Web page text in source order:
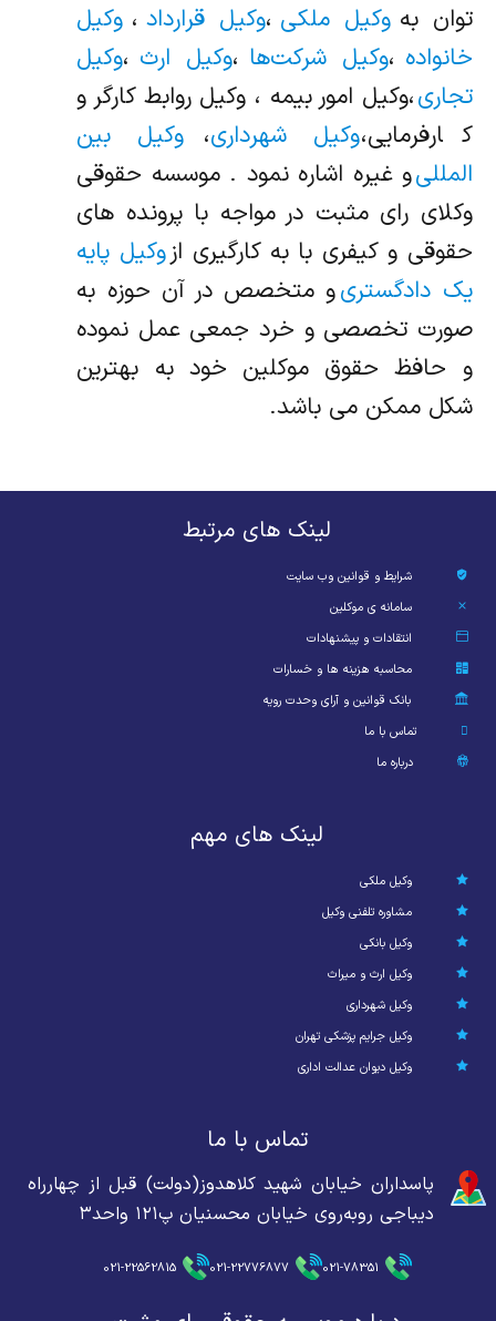
توان به وکیل ملکی ،وکیل قرارداد ، وکیل
خانواده ،وکیل شرکت‌ها ،وکیل ارث ،وکیل
تجاری،وکیل امور بیمه ، وکیل روابط کارگر و
کارفرمایی،وکیل شهرداری، وکیل بین
المللیو غیره اشاره نمود . موسسه حقوقی
وکلای رای مثبت در مواجه با پرونده های
حقوقی و کیفری با به کارگیری ازوکیل پایه
یک دادگستریو متخصص در آن حوزه به
صورت تخصصی و خرد جمعی عمل نموده
و حافظ حقوق موکلین خود به بهترین
شکل ممکن می باشد.
لینک های مرتبط
شرایط و قوانین وب سایت
سامانه ی موکلین
انتقادات و پیشنهادات
محاسبه هزینه ها و خسارات
بانک قوانین و آرای وحدت رویه
تماس با ما
درباره ما
لینک های مهم
وکیل ملکی
مشاوره تلفنی وکیل
وکیل بانکی
وکیل ارث و میراث
وکیل شهرداری
وکیل جرایم پزشکی تهران
وکیل دیوان عدالت اداری
تماس با ما
پاسداران خیابان شهید کلاهدوز(دولت) قبل از چهارراه
دیباجی روبه‌روی خیابان محسنیان پ۱۲۱ واحد۳
021-78351
021-22776877
021-22562815